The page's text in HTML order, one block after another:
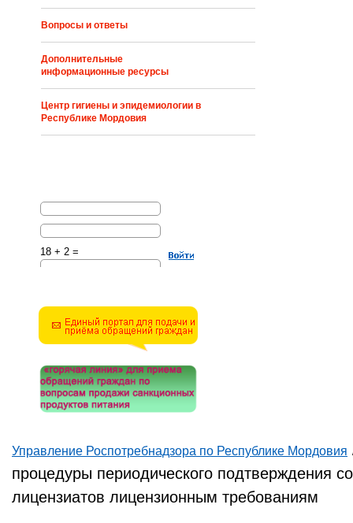
Вопросы и ответы
Дополнительные
информационные ресурсы
Центр гигиены и эпидемиологии в
Республике Мордовия
18 + 2 =
Управление Роспотребнадзора по Республике Мордовия
процедуры периодического подтверждения
лицензиатов лицензионным требованиям